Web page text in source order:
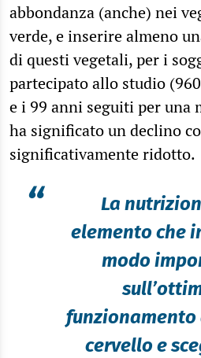
abbondanza (anche) nei
verde, e inserire almeno
di questi vegetali, per i
partecipato allo studio
e i 99 anni seguiti per una
ha significato un declino
significativamente ridotto.
“
La
elemento che
modo
funzionamento
cervello e